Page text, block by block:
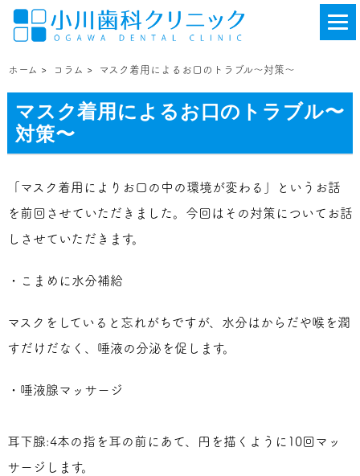
ホーム > コラム > マスク着用によるお口のトラブル〜対策〜
マスク着用によるお口のトラブル〜
対策〜
「マスク着用によりお口の中の環境が変わる」というお話
を前回させていただきました。今回はその対策についてお話
しさせていただきます。
・こまめに水分補給
マスクをしていると忘れがちですが、水分はからだや喉を潤
すだけだなく、唾液の分泌を促します。
・唾液腺マッサージ
耳下腺:4本の指を耳の前にあて、円を描くように10回マッ
サージします。